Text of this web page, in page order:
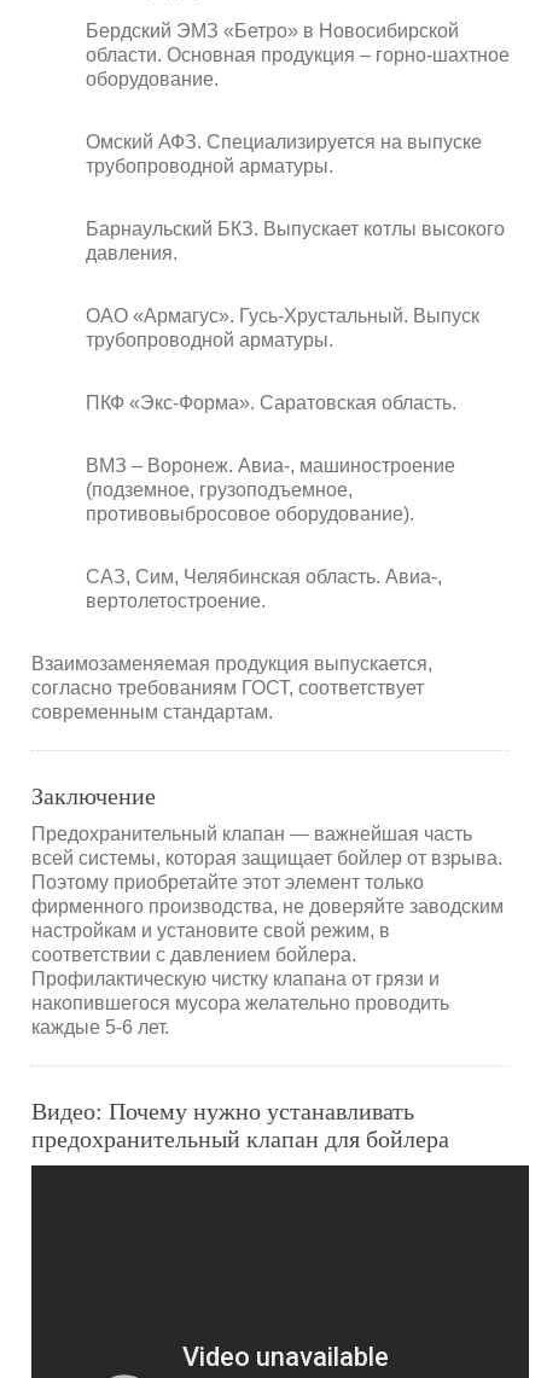
Бердский ЭМЗ «Бетро» в Новосибирской
области. Основная продукция – горно-шахтное
оборудование.
Омский АФЗ. Специализируется на выпуске
трубопроводной арматуры.
Барнаульский БКЗ. Выпускает котлы высокого
давления.
ОАО «Армагус». Гусь-Хрустальный. Выпуск
трубопроводной арматуры.
ПКФ «Экс-Форма». Саратовская область.
ВМЗ – Воронеж. Авиа-, машиностроение
(подземное, грузоподъемное,
противовыбросовое оборудование).
САЗ, Сим, Челябинская область. Авиа-,
вертолетостроение.
Взаимозаменяемая продукция выпускается,
согласно требованиям ГОСТ, соответствует
современным стандартам.
Заключение
Предохранительный клапан — важнейшая часть
всей системы, которая защищает бойлер от взрыва.
Поэтому приобретайте этот элемент только
фирменного производства, не доверяйте заводским
настройкам и установите свой режим, в
соответствии с давлением бойлера.
Профилактическую чистку клапана от грязи и
накопившегося мусора желательно проводить
каждые 5-6 лет.
Видео: Почему нужно устанавливать
предохранительный клапан для бойлера